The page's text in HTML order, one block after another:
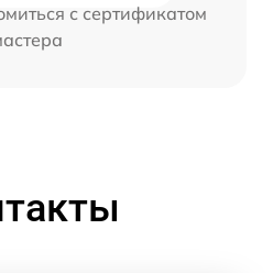
с сертификатом